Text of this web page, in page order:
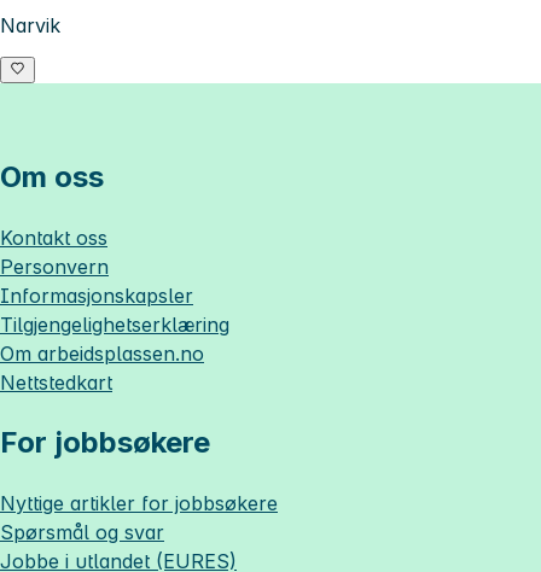
Narvik
Om oss
Kontakt oss
Personvern
Informasjonskapsler
Tilgjengelighetserklæring
Om arbeidsplassen.no
Nettstedkart
For jobbsøkere
Nyttige artikler for jobbsøkere
Spørsmål og svar
Jobbe i utlandet (EURES)